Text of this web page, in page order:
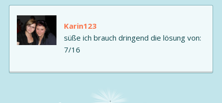
Karin123
süße ich brauch dringend die lösung von:
7/16